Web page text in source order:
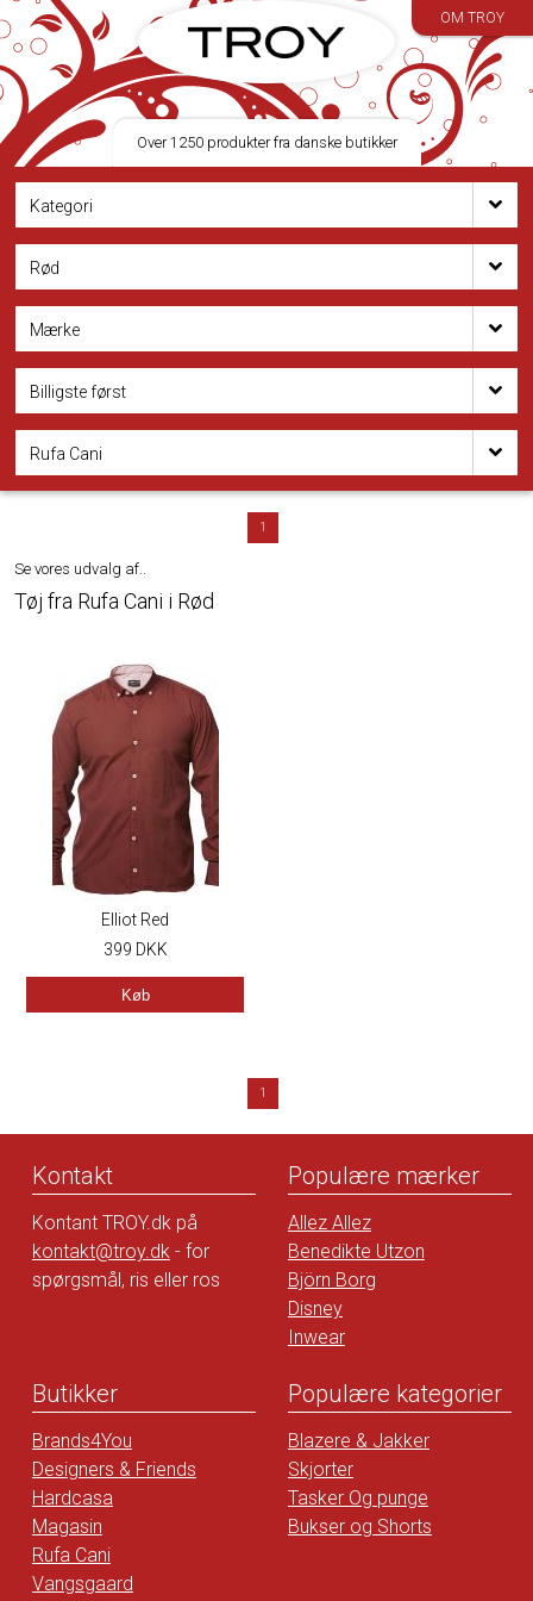
OM TROY
Over 1250 produkter fra danske butikker
Kategori
Rød
Mærke
Billigste først
Rufa Cani
1
Se vores udvalg af..
Tøj fra Rufa Cani i Rød
Elliot Red
399 DKK
Køb
1
Kontakt
Kontant TROY.dk på
kontakt@troy.dk- for
spørgsmål, ris eller ros
Populære mærker
Allez Allez
Benedikte Utzon
Björn Borg
Disney
Inwear
Butikker
Brands4You
Designers & Friends
Hardcasa
Magasin
Rufa Cani
Vangsgaard
Populære kategorier
Blazere & Jakker
Skjorter
Tasker Og punge
Bukser og Shorts